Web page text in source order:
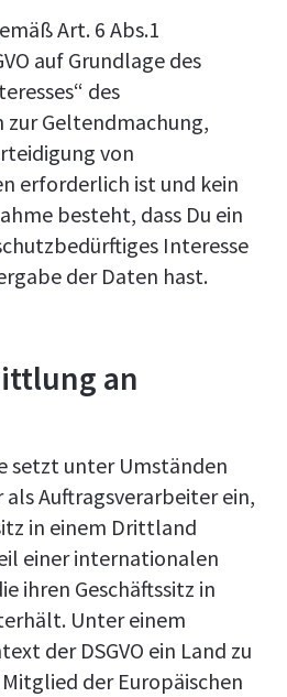
Art. 6 Abs.1
auf Grundlage des
des
Geltendmachung,
von
erforderlich ist und kein
besteht, dass Du ein
Interesse
der Daten hast.
an
setzt unter Umständen
Auftragsverarbeiter ein,
in einem Drittland
einer internationalen
ihren Geschäftssitz in
Unter einem
der DSGVO ein Land zu
der Europäischen